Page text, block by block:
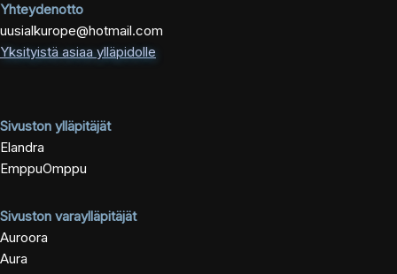
Yhteydenotto
uusialkurope@hotmail.com
Yksityistä asiaa ylläpidolle
Sivuston ylläpitäjät
Elandra
EmppuOmppu
Sivuston varaylläpitäjät
Auroora
Aura